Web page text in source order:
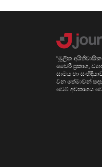
“මූලික
වෛරී ප්‍රකාශ,
සාමය හා
වන තේමාවන්
වෙබ් අවකාශය